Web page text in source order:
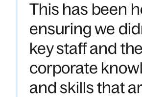
This has been
ensuring we
key staff and
corporate
and skills that